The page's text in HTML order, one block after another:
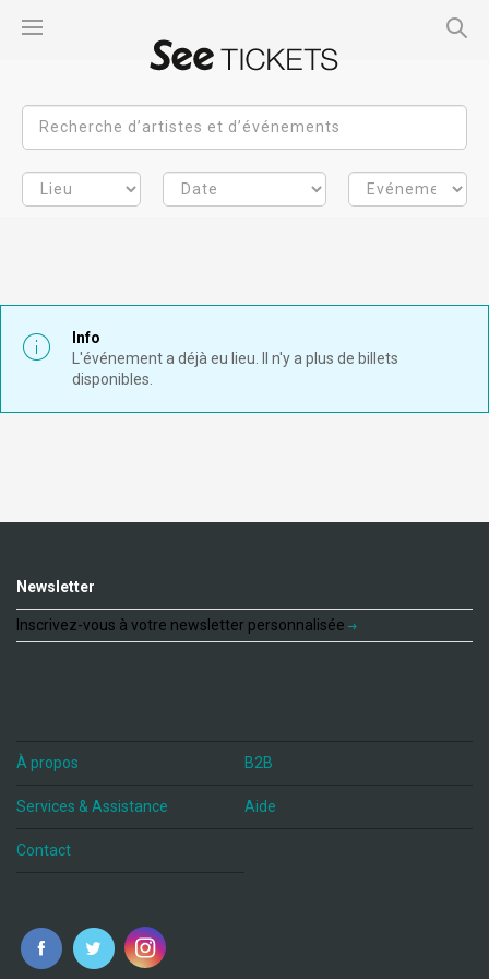
Info
L'événement a déjà eu lieu. Il n'y a plus de billets
disponibles.
Newsletter
Inscrivez-vous à votre newsletter personnalisée
À propos B2B
Services & Assistance Aide
Contact
fr